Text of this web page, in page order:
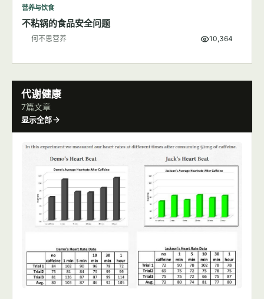
营养与饮食
不粘锅的食品安全问题
何不思营养 10,364
代谢健康
7篇文章
显示全部